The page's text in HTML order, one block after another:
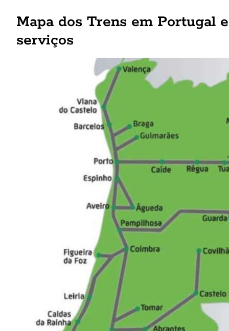
Mapa dos Trens em Portugal
serviços